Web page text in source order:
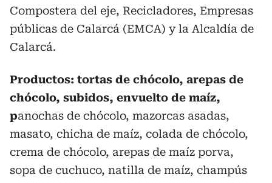
Compostera del eje, Recicladores, Empresas
públicas de Calarcá (EMCA) y la Alcaldía de
Calarcá.
Productos: tortas de chócolo, arepas de
chócolo, subidos, envuelto de maíz,
panochas de chócolo, mazorcas asadas,
masato, chicha de maíz, colada de chócolo,
crema de chócolo, arepas de maíz porva,
sopa de cuchuco, natilla de maíz, champús